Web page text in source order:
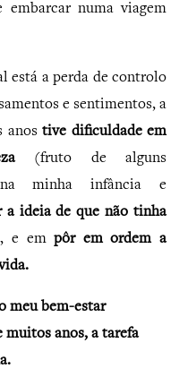
numa viagem
está a perda de controlo
e sentimentos, a
anos tive dificuldade em
(fruto de alguns
na minha infância e
a ideia de que não tinha
, e empôr em ordem a
meu bem-estar
anos, a tarefa